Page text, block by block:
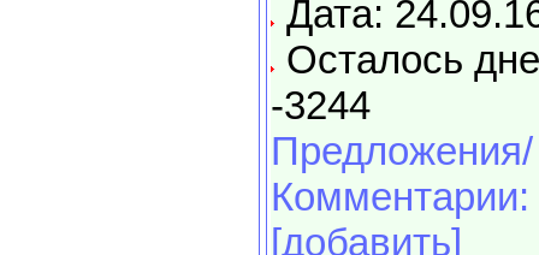
Дата:
Осталось
-3244
Предложения/
Комментарии:
[добавить]